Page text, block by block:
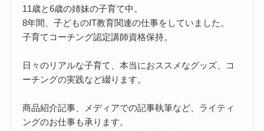
11歳と6歳の姉妹の子育て中。
8年間、子どものIT教育関連の仕事をしていました。
子育てコーチング認定講師資格保持。
日々のリアルな子育て、本当におススメなグッズ、コ
ーチングの実践など綴ります。
商品紹介記事、メディアでの記事執筆など、ライティ
ングのお仕事も承ります。